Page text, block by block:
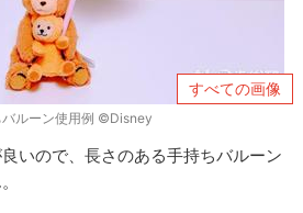
すべての画像
バルーン使用例 ©Disney
いので、長さのある手持ちバルーン